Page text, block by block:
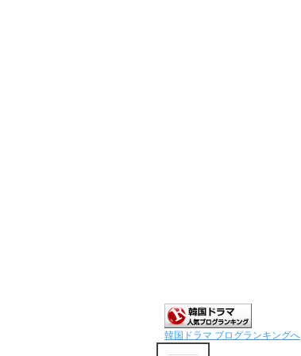
韓国ドラマ ブログランキングへ